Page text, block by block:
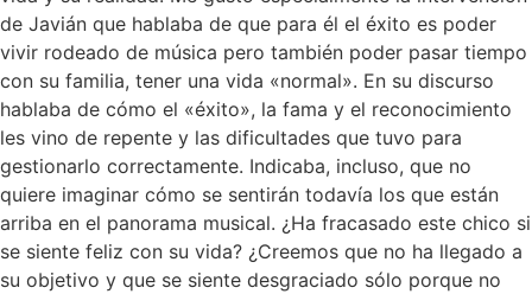
de Javián que hablaba de que para él el éxito es poder
vivir rodeado de música pero también poder pasar tiempo
con su familia, tener una vida «normal». En su discurso
hablaba de cómo el «éxito», la fama y el reconocimiento
les vino de repente y las dificultades que tuvo para
gestionarlo correctamente. Indicaba, incluso, que no
quiere imaginar cómo se sentirán todavía los que están
arriba en el panorama musical. ¿Ha fracasado este chico si
se siente feliz con su vida? ¿Creemos que no ha llegado a
su objetivo y que se siente desgraciado sólo porque no